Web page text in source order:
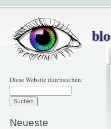
Diese Website durchsuchen:
Neueste